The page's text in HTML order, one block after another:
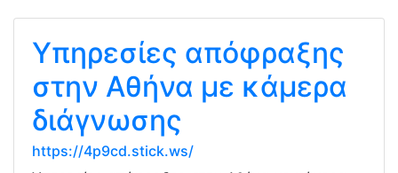
Υπηρεσίες απόφραξης
στην Αθήνα με κάμερα
διάγνωσης
https://4p9cd.stick.ws/